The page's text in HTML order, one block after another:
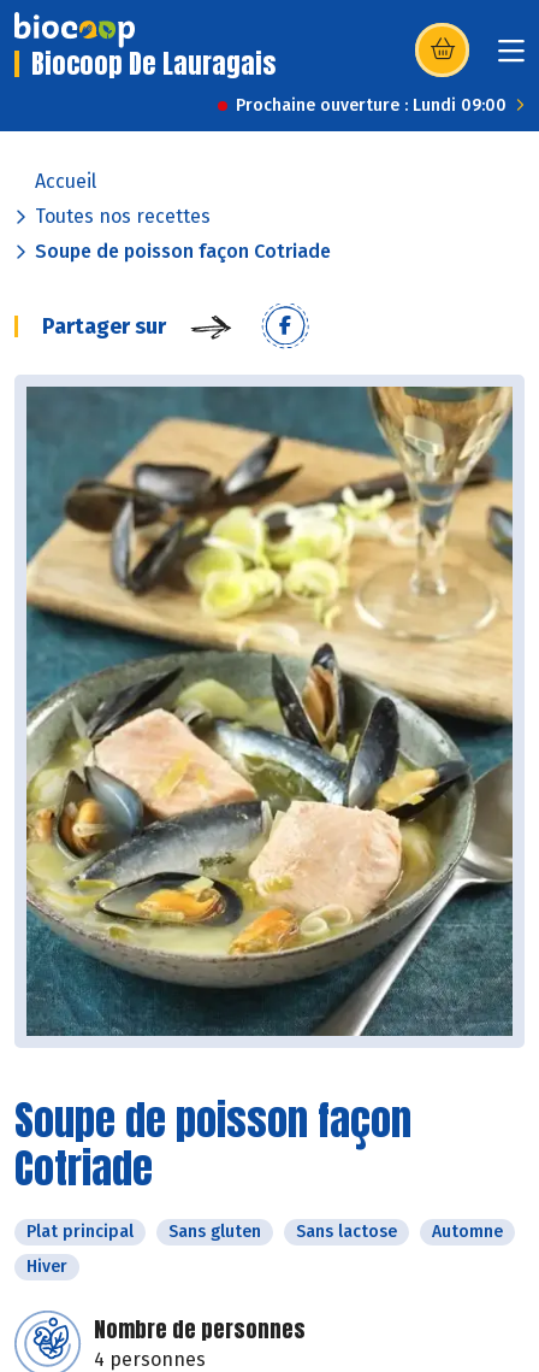
Biocoop De Lauragais (s’ouvre dans
Prochaine ouverture : Lundi 09:00
Accueil
Toutes nos recettes
Soupe de poisson façon Cotriade
Partager sur
Soupe de poisson façon
Cotriade
Plat principal Sans gluten Sans lactose
Automne
Hiver
Nombre de personnes
4 personnes